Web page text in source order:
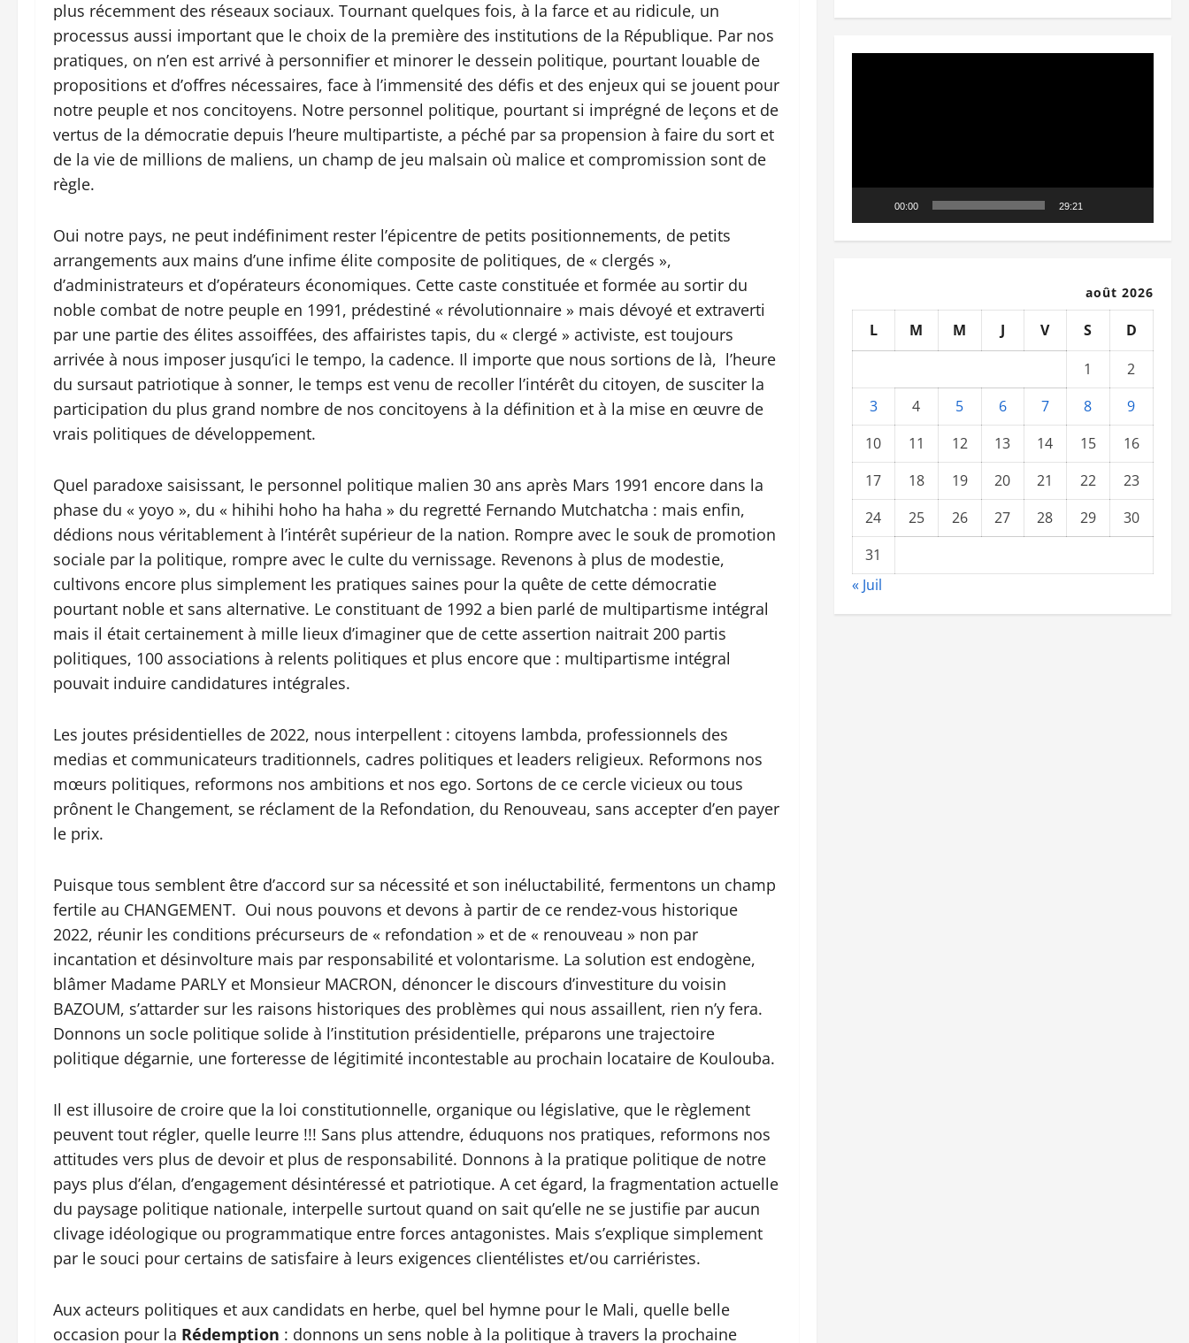
plus récemment des réseaux sociaux. Tournant quelques fois, à la farce et au ridicule, un
processus aussi important que le choix de la première des institutions de la République. Par nos
pratiques, on n’en est arrivé à personnifier et minorer le dessein politique, pourtant louable de
propositions et d’offres nécessaires, face à l’immensité des défis et des enjeux qui se jouent pour
notre peuple et nos concitoyens. Notre personnel politique, pourtant si imprégné de leçons et de
vertus de la démocratie depuis l’heure multipartiste, a péché par sa propension à faire du sort et
de la vie de millions de maliens, un champ de jeu malsain où malice et compromission sont de
règle.
Oui notre pays, ne peut indéfiniment rester l’épicentre de petits positionnements, de petits
arrangements aux mains d’une infime élite composite de politiques, de « clergés »,
d’administrateurs et d’opérateurs économiques. Cette caste constituée et formée au sortir du
noble combat de notre peuple en 1991, prédestiné « révolutionnaire » mais dévoyé et extraverti
par une partie des élites assoiffées, des affairistes tapis, du « clergé » activiste, est toujours
arrivée à nous imposer jusqu’ici le tempo, la cadence. Il importe que nous sortions de là, l’heure
du sursaut patriotique à sonner, le temps est venu de recoller l’intérêt du citoyen, de susciter la
participation du plus grand nombre de nos concitoyens à la définition et à la mise en œuvre de
vrais politiques de développement.
Quel paradoxe saisissant, le personnel politique malien 30 ans après Mars 1991 encore dans la
phase du « yoyo », du « hihihi hoho ha haha » du regretté Fernando Mutchatcha : mais enfin,
dédions nous véritablement à l’intérêt supérieur de la nation. Rompre avec le souk de promotion
sociale par la politique, rompre avec le culte du vernissage. Revenons à plus de modestie,
cultivons encore plus simplement les pratiques saines pour la quête de cette démocratie
pourtant noble et sans alternative. Le constituant de 1992 a bien parlé de multipartisme intégral
mais il était certainement à mille lieux d’imaginer que de cette assertion naitrait 200 partis
politiques, 100 associations à relents politiques et plus encore que : multipartisme intégral
pouvait induire candidatures intégrales.
Les joutes présidentielles de 2022, nous interpellent : citoyens lambda, professionnels des
medias et communicateurs traditionnels, cadres politiques et leaders religieux. Reformons nos
mœurs politiques, reformons nos ambitions et nos ego. Sortons de ce cercle vicieux ou tous
prônent le Changement, se réclament de la Refondation, du Renouveau, sans accepter d’en payer
le prix.
Puisque tous semblent être d’accord sur sa nécessité et son inéluctabilité, fermentons un champ
fertile au CHANGEMENT. Oui nous pouvons et devons à partir de ce rendez-vous historique
2022, réunir les conditions précurseurs de « refondation » et de « renouveau » non par
incantation et désinvolture mais par responsabilité et volontarisme. La solution est endogène,
blâmer Madame PARLY et Monsieur MACRON, dénoncer le discours d’investiture du voisin
BAZOUM, s’attarder sur les raisons historiques des problèmes qui nous assaillent, rien n’y fera.
Donnons un socle politique solide à l’institution présidentielle, préparons une trajectoire
politique dégarnie, une forteresse de légitimité incontestable au prochain locataire de Koulouba.
Il est illusoire de croire que la loi constitutionnelle, organique ou législative, que le règlement
peuvent tout régler, quelle leurre !!! Sans plus attendre, éduquons nos pratiques, reformons nos
attitudes vers plus de devoir et plus de responsabilité. Donnons à la pratique politique de notre
pays plus d’élan, d’engagement désintéressé et patriotique. A cet égard, la fragmentation actuelle
du paysage politique nationale, interpelle surtout quand on sait qu’elle ne se justifie par aucun
clivage idéologique ou programmatique entre forces antagonistes. Mais s’explique simplement
par le souci pour certains de satisfaire à leurs exigences clientélistes et/ou carriéristes.
Aux acteurs politiques et aux candidats en herbe, quel bel hymne pour le Mali, quelle belle
occasion pour la Rédemption : donnons un sens noble à la politique à travers la prochaine
00:00 29:21
août 2026
L M M J V S
D
1
2
3
4 5 6 7 8
9
10
11 12 13 14 15
16
17
18 19 20 21 22
23
24
25 26 27 28 29
30
31
« Juil